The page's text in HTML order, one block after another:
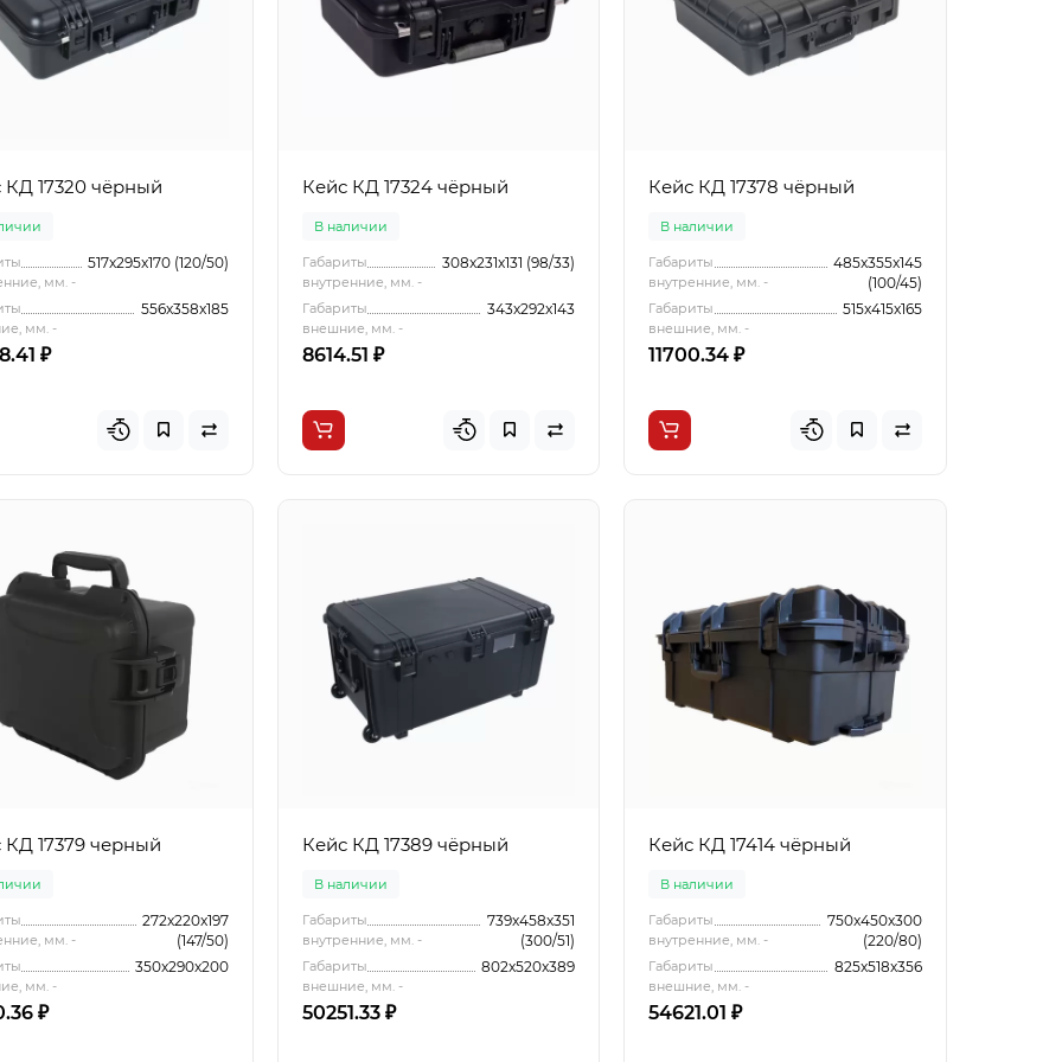
КД 17320 чёрный
мм. -
517x295x170 (120/50)
мм. -
556x358x185
₽
Кейс КД 17324 чёрный
В наличии
Габариты
внутренние, мм. -
308x231x131 (98/33)
Габариты
внешние, мм. -
343x292x143
8614.51 ₽
Кейс КД 17378 чёрный
В наличии
Габариты
внутренние, мм. -
485x355x145
(100/45)
Габариты
внешние, мм. -
515x415x165
11700.34 ₽
КД 17379 черный
мм. -
272x220x197
(147/50)
мм. -
350x290x200
₽
Кейс КД 17389 чёрный
В наличии
Габариты
внутренние, мм. -
739x458x351
(300/51)
Габариты
внешние, мм. -
802x520x389
50251.33 ₽
Кейс КД 17414 чёрный
В наличии
Габариты
внутренние, мм. -
750x450x300
(220/80)
Габариты
внешние, мм. -
825x518x356
54621.01 ₽